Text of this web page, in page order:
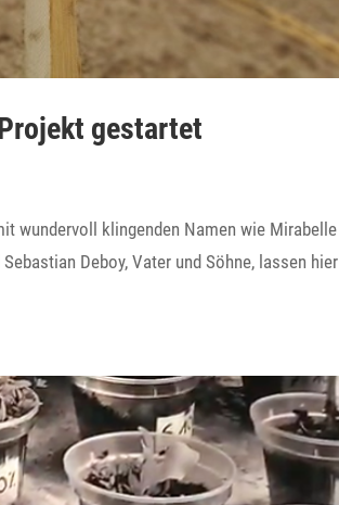
gestartet
wunder­voll klin­genden Namen wie Mira­belle
Deboy, Vater und Söhne, lassen hier